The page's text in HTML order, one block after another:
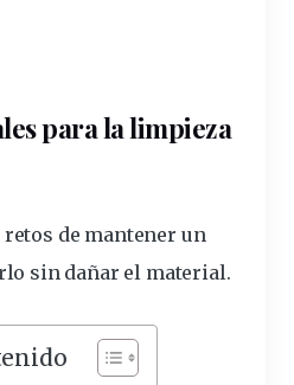
para lalimpieza
sin dañar el material.